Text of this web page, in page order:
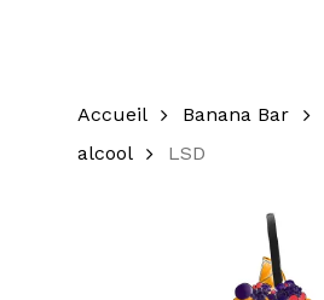
Accueil Banana Bar
alcool
LSD